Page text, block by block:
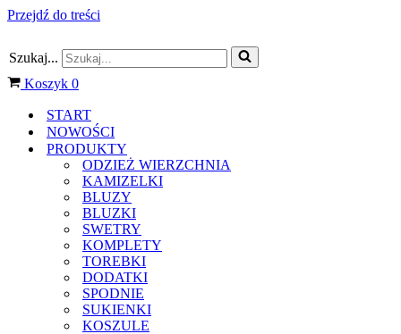
Przejdź do treści
Szukaj...
Koszyk 0
START
NOWOŚCI
PRODUKTY
ODZIEŻ WIERZCHNIA
KAMIZELKI
BLUZY
BLUZKI
SWETRY
KOMPLETY
TOREBKI
DODATKI
SPODNIE
SUKIENKI
KOSZULE